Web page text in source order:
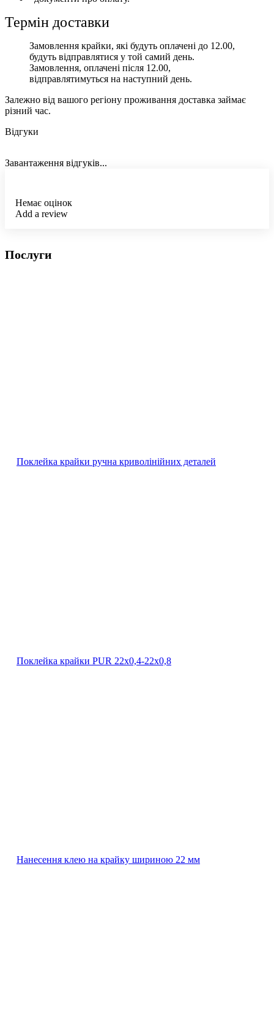
Термін доставки
Замовлення крайки, які будуть оплачені до 12.00,
будуть відправлятися у той самий день.
Замовлення, оплачені після 12.00,
відправлятимуться на наступний день.
Залежно від вашого регіону проживання доставка займає
різний час.
Відгуки
Завантаження відгуків...
Немає оцінок
Add a review
Послуги
Поклейка крайки ручна криволінійних деталей
Поклейка крайки PUR 22х0,4-22х0,8
Нанесення клею на крайку шириною 22 мм